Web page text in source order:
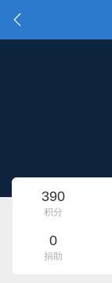
390
积分
0
捐助